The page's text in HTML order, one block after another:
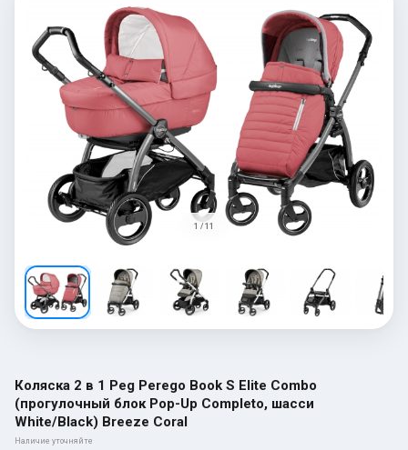
1 / 11
Коляска 2 в 1 Peg Perego Book S Elite Combo
(прогулочный блок Pop-Up Completo, шасси
White/Black) Breeze Coral
Наличие уточняйте